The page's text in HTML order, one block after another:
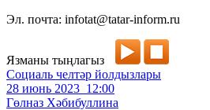
Эл. почта: infotat@tatar-inform.ru
Язманы тыңлагыз
Социаль челтәр йолдызлары
28 июнь 2023 12:00
Гөлназ Хәбибуллина